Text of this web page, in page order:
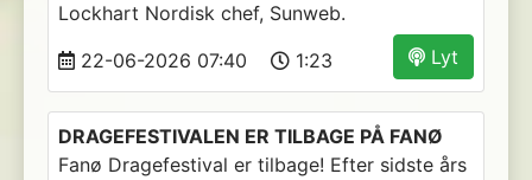
Lockhart Nordisk chef, Sunweb.
Lyt
22-06-2026 07:40 1:23
DRAGEFESTIVALEN ER TILBAGE PÅ FANØ
Fanø Dragefestival er tilbage! Efter sidste års